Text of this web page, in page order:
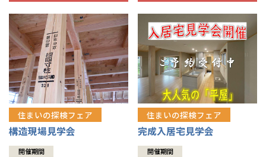
住まいの探検フェア
構造現場見学会
開催期間
住まいの探検フェア
完成入居宅見学会
開催期間